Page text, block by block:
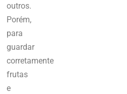
outros.
Porém,
para
guardar
corretamente
frutas
e